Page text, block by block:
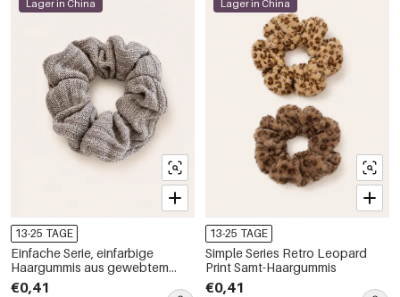
Lager in China
13-25 TAGE
Einfache Serie, einfarbige
Haargummis aus gewebtem
Polyester
€0,41
Lager in China
13-25 TAGE
Simple Series Retro Leopard
Print Samt-Haargummis
€0,41